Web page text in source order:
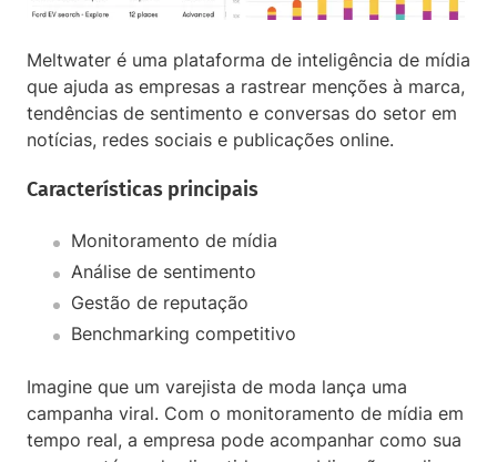
Meltwater é uma plataforma de inteligência de mídia
que ajuda as empresas a rastrear menções à marca,
tendências de sentimento e conversas do setor em
notícias, redes sociais e publicações online.
Características principais
Monitoramento de mídia
Análise de sentimento
Gestão de reputação
Benchmarking competitivo
Imagine que um varejista de moda lança uma
campanha viral. Com o monitoramento de mídia em
tempo real, a empresa pode acompanhar como sua